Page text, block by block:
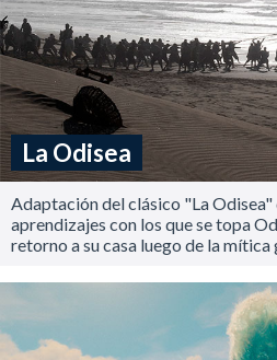
La Odisea
Adaptación del clásico "La
aprendizajes con los que se topa
retorno a su casa luego de la mítica